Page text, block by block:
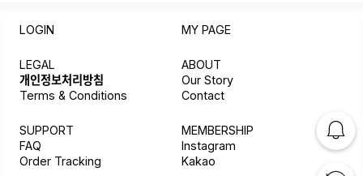
LOGIN MY PAGE
LEGAL
개인정보처리방침
Terms & Conditions
ABOUT
Our Story
Contact
SUPPORT
FAQ
Order Tracking
MEMBERSHIP
Instagram
Kakao